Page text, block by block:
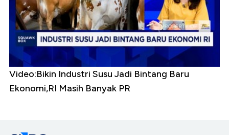
Video:Bikin Industri Susu Jadi Bintang Baru
Ekonomi,RI Masih Banyak PR